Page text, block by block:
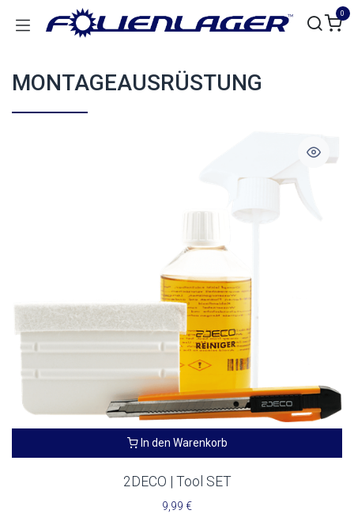
Zum Inhalt springen
0
MONTAGEAUSRÜSTUNG
In den Warenkorb
2DECO | Tool SET
9,99 €